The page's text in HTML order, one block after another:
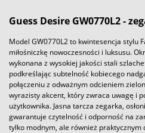
Guess Desire GW0770L2 -
Model GW0770L2 to kwintesencja stylu
miłośniczkę nowoczesności i luksusu.
wykonana z wysokiej jakości stali
podkreślając subtelność kobiecego
połączeniu z odważnym odcieniem
wyrazisty akcent, który zwraca uwagę i
użytkownika. Jasna tarcza zegarka,
gwarantuje czytelność i odporność na
tylko modnym, ale również praktycznym